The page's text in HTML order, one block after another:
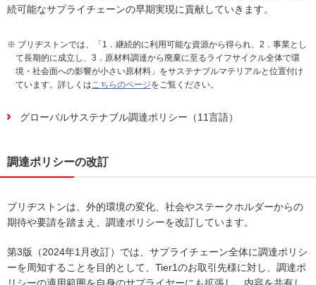
続可能なサプライチェーンの早期実現に貢献していきます。
※ ブリヂストンでは、「1．継続的に利用可能な資源から得られ、2．事業とし
て長期的に成立し、3．原材料調達から廃棄に至るライフサイクル全体で環
境・社会面への影響が小さい原材料」をサステナブルマテリアルと位置付け
ています。詳しくはこちらのページをご覧ください。
グローバルサステナブル調達ポリシー（11言語）
調達ポリシーの改訂
ブリヂストンは、外的環境の変化、社会やステークホルダーからの
期待や要請を踏まえ、調達ポリシーを改訂しています。
第3版（2024年1月改訂）では、サプライチェーン全体に調達ポリシ
ーを周知することを目的として、Tier1のお取引先様に対し、調達ポ